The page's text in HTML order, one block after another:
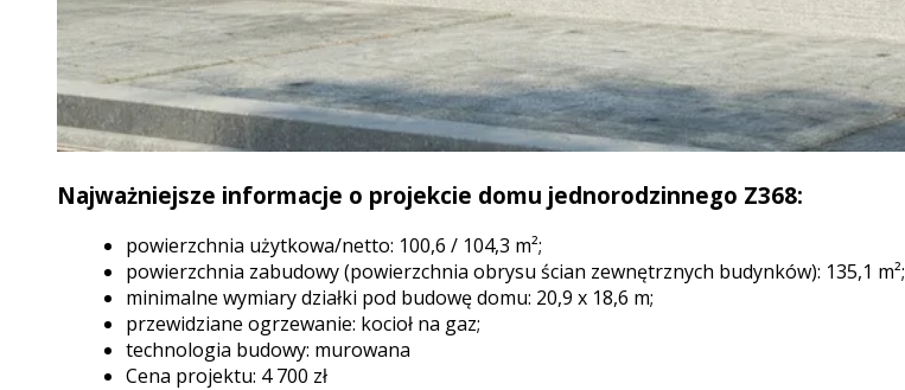
Najważniejsze informacje o projekcie domu jednorodzinnego Z368:
powierzchnia użytkowa/netto: 100,6 / 104,3 m²;
powierzchnia zabudowy (powierzchnia obrysu ścian zewnętrznych budynków): 135,1 m²;
minimalne wymiary działki pod budowę domu: 20,9 x 18,6 m;
przewidziane ogrzewanie: kocioł na gaz;
technologia budowy: murowana
Cena projektu: 4 700 zł